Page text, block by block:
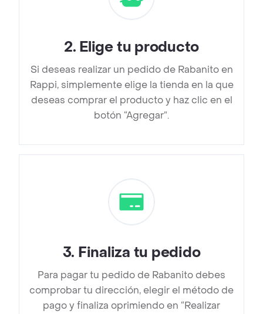
2. Elige tu producto
Si deseas realizar un pedido de Rabanito en
Rappi, simplemente elige la tienda en la que
deseas comprar el producto y haz clic en el
botón “Agregar”.
3. Finaliza tu pedido
Para pagar tu pedido de Rabanito debes
comprobar tu dirección, elegir el método de
pago y finaliza oprimiendo en “Realizar